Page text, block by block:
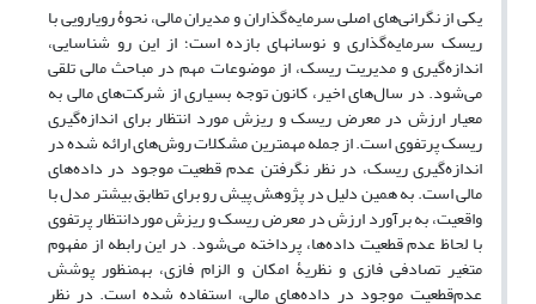
یکی از نگرانی‌های اصلی سرمایه‌گذاران و مدیران مالی، نحوۀ رویارویی با
ریسک سرمایه‌گذاری و نوسان‎های بازده است؛ از این رو شناسایی،
اندازه‌گیری و مدیریت ریسک، از موضوعات مهم در مباحث مالی تلقی
می‌شود. در سال‌های اخیر، کانون توجه بسیاری از شرکت‌های مالی به
معیار ارزش در معرض ریسک و ریزش مورد انتظار برای اندازه‌گیری
ریسک پرتفوی است. از جمله مهم‎ترین مشکلات روش‌های ارائه شده در
اندازه‌گیری ریسک، در نظر نگرفتن عدم قطعیت موجود در داده‌های
مالی است. به همین دلیل در پژوهش پیش رو برای تطابق بیشتر مدل با
واقعیت، به برآورد ارزش در معرض ریسک و ریزش موردانتظار پرتفوی
با لحاظ عدم ‌قطعیت داده‌ها، پرداخته می‌شود. در این رابطه از مفهوم
متغیر تصادفی فازی و نظریۀ امکان و الزام فازی، به‎منظور پوشش
عدم‌قطعیت موجود در داده‌های مالی، استفاده شده است. در نظر